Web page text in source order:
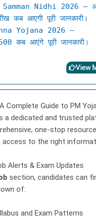
Samman Nidhi 2026 –
कब आएगी पूरी जानकारी।
Yojana 2026 –
कब आएंगे पूरी जानकारी।
View
Complete Guide to PM
a dedicated and trusted
one-stop
access to the right
Alerts & Exam Updates
section, candidates can
of:
and Exam Patterns